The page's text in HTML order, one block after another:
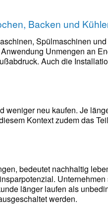
Backen und
Spülmaschinen
Unmengen an
Auch die
neu kaufen. Je
Kontext zudem das
bedeutet nachhaltig
länger laufen als
werden.